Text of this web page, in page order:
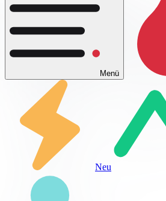
Menü
Neu